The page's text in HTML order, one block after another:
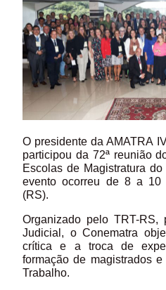
O presidente da AMATRA
participou da 72ª reunião
Escolas de Magistratura
evento ocorreu de 8 a 10
(RS).
Organizado pelo TRT-
Judicial, o Conematra
crítica e a troca de
formação de magistrados
Trabalho.